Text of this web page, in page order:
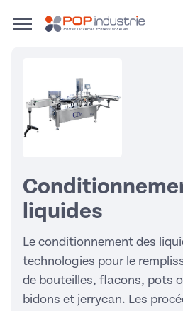
liquides
Le conditionnement des
technologies pour le
de bouteilles, flacons, pots
bidons et jerrycan. Les